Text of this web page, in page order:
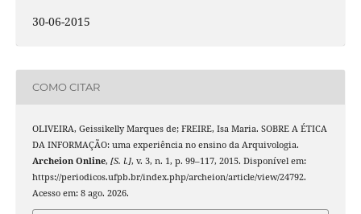
30-06-2015
COMO CITAR
OLIVEIRA, Geissikelly Marques de; FREIRE, Isa Maria. SOBRE A ÉTICA
DA INFORMAÇÃO: uma experiência no ensino da Arquivologia.
Archeion Online, [S. l.], v. 3, n. 1, p. 99–117, 2015. Disponível em:
https://periodicos.ufpb.br/index.php/archeion/article/view/24792.
Acesso em: 8 ago. 2026.